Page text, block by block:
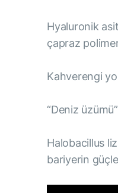
Hyaluronik
çapraz
Kahverengi
“Deniz
Halobacillus
bariyerin